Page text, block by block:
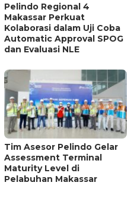
Pelindo Regional 4
Makassar Perkuat
Kolaborasi dalam Uji Coba
Automatic Approval SPOG
dan Evaluasi NLE
Tim Asesor Pelindo Gelar
Assessment Terminal
Maturity Level di
Pelabuhan Makassar